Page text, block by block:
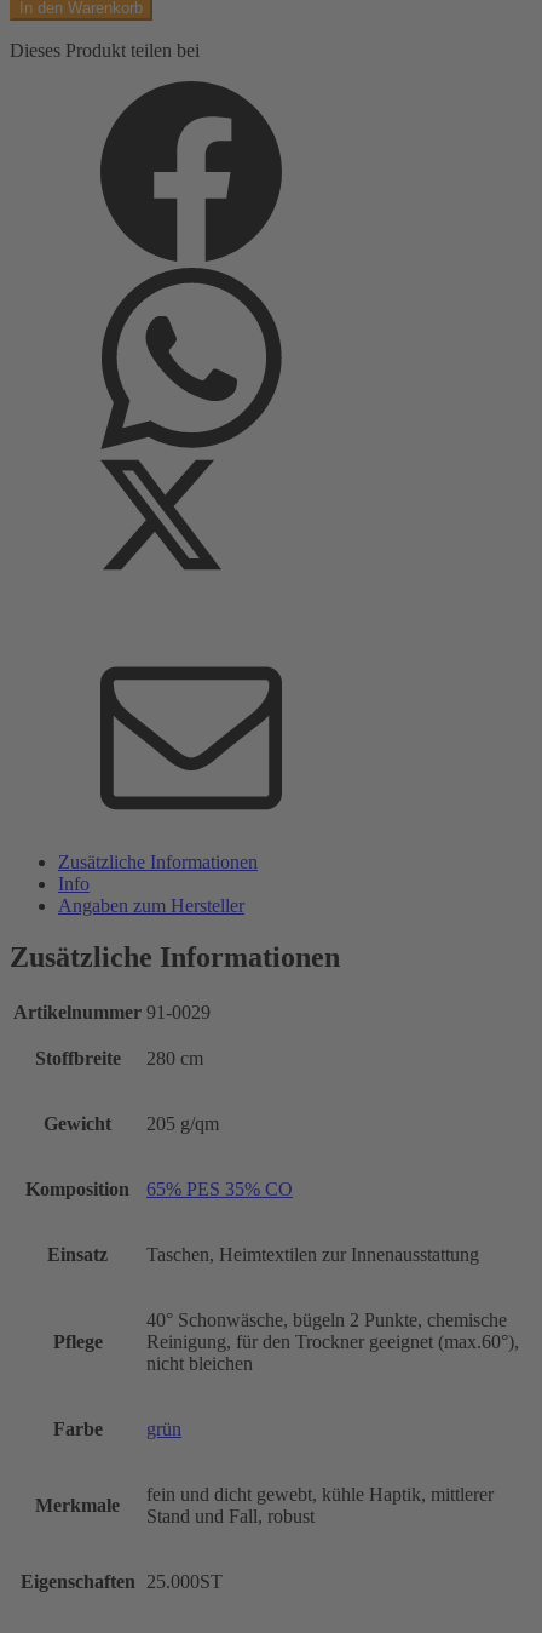
uni,
2,80m
Breite
In den Warenkorb
Dieses Produkt teilen bei
Zusätzliche Informationen
Info
Angaben zum Hersteller
Zusätzliche Informationen
Artikelnummer 91-0029
Stoffbreite 280 cm
Gewicht 205 g/qm
Komposition 65% PES 35% CO
Einsatz Taschen, Heimtextilen zur Innenausstattung
Pflege
40° Schonwäsche, bügeln 2 Punkte, chemische
Reinigung, für den Trockner geeignet (max.60°),
nicht bleichen
Farbe grün
Merkmale
fein und dicht gewebt, kühle Haptik, mittlerer
Stand und Fall, robust
Eigenschaften 25.000ST